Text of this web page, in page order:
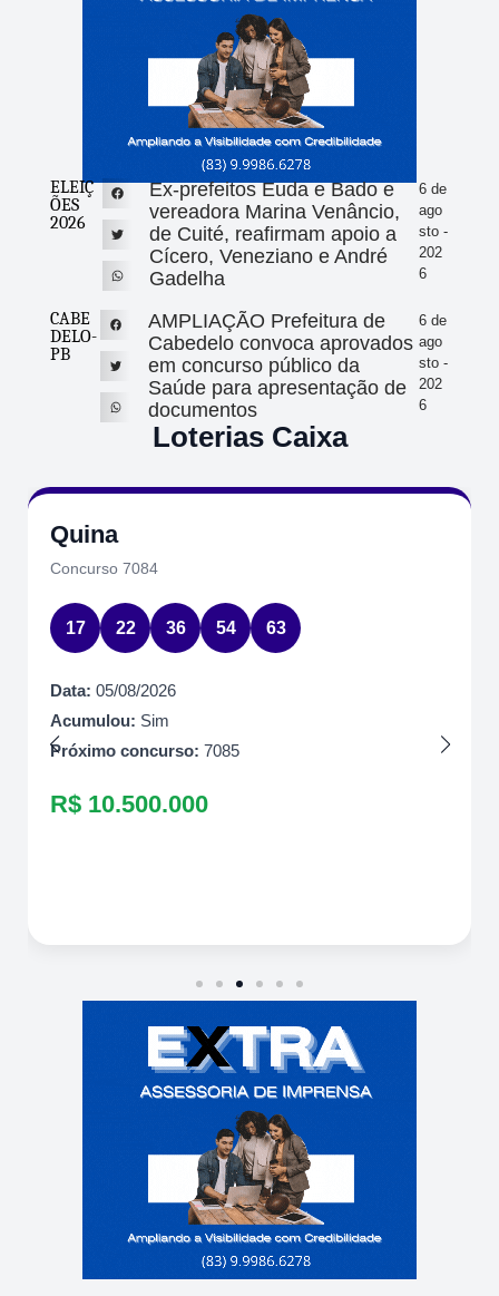
ELEIÇ
ÕES
2026
Ex-prefeitos Euda e Bado e
vereadora Marina Venâncio,
de Cuité, reafirmam apoio a
Cícero, Veneziano e André
Gadelha
6 de
ago
sto -
202
6
CABE
DELO-
PB
AMPLIAÇÃO Prefeitura de
Cabedelo convoca aprovados
em concurso público da
Saúde para apresentação de
documentos
6 de
ago
sto -
202
6
Loterias Caixa
Quina
Concurso 7084
17 22 36 54 63
Data: 05/08/2026
Acumulou: Sim
Próximo concurso: 7085
R$ 10.500.000